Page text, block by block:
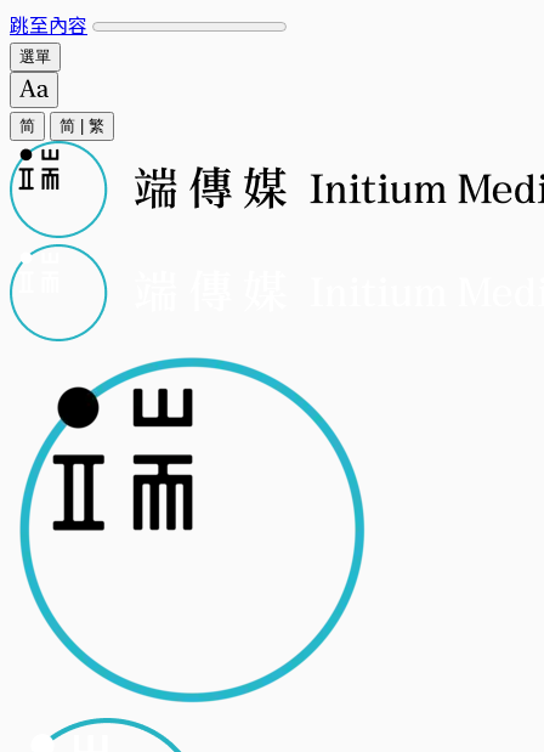
跳至內容
選單
简 简 繁